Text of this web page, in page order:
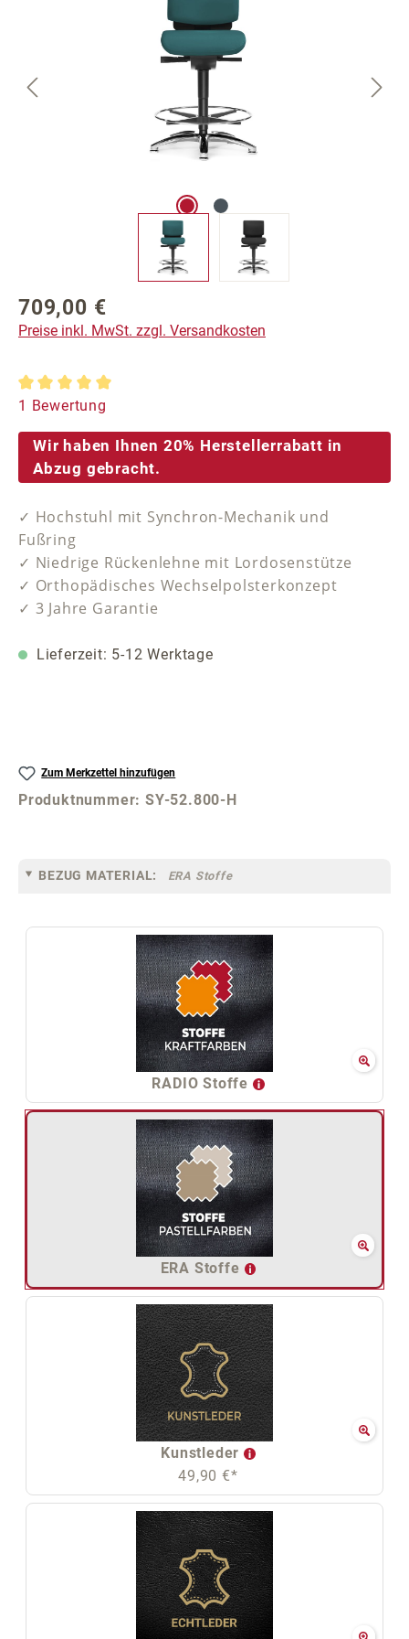
Regulärer Preis:
709,00 €
Preise inkl. MwSt. zzgl. Versandkosten
Durchschnittliche Bewertung von 5 von 5 Sternen
1 Bewertung
Wir haben Ihnen 20% Herstellerrabatt in
Abzug gebracht.
✓ Hochstuhl mit Synchron-Mechanik und
Fußring
✓ Niedrige Rückenlehne mit Lordosenstütze
✓ Orthopädisches Wechselpolsterkonzept
✓ 3 Jahre Garantie
Lieferzeit: 5-12 Werktage
Zum Merkzettel hinzufügen
Produktnummer:SY-52.800-H
BEZUG MATERIAL: ERA Stoffe
RADIO Stoffe
ERA Stoffe
Kunstleder
49,90 €*